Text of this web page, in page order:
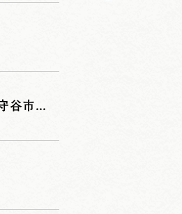
株式会社新朝プレスは、2024年度ふるさと納税額関東一位の守谷市と、官民連携による「株式会社もりや地域商社」を設立